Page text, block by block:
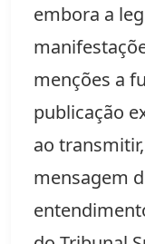
embora a
menções a
publicação
ao
mensagem